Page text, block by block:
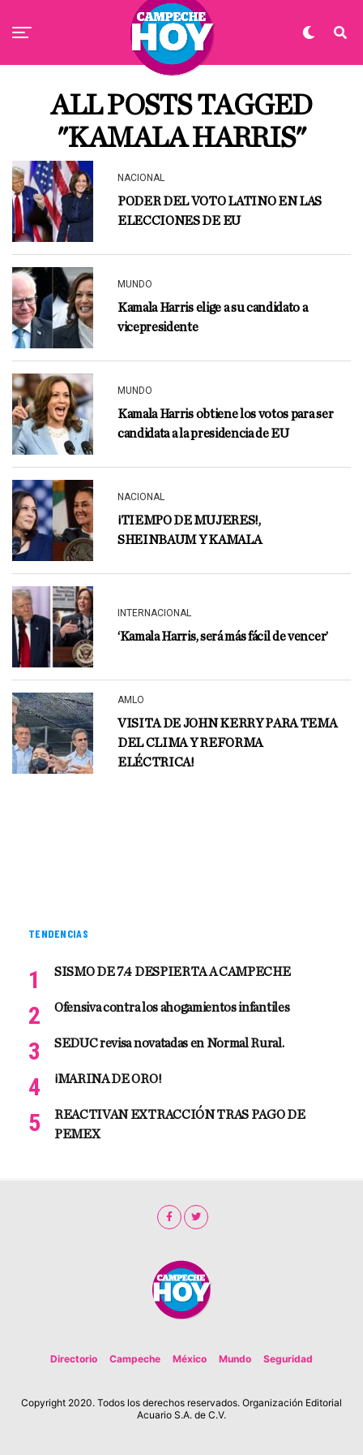
ALL POSTS TAGGED
"KAMALA HARRIS"
NACIONAL
PODER DEL VOTO LATINO EN LAS
ELECCIONES DE EU
MUNDO
Kamala Harris elige a su candidato a
vicepresidente
MUNDO
Kamala Harris obtiene los votos para ser
candidata a la presidencia de EU
NACIONAL
¡TIEMPO DE MUJERES!,
SHEINBAUM Y KAMALA
INTERNACIONAL
‘Kamala Harris, será más fácil de vencer’
AMLO
VISITA DE JOHN KERRY PARA TEMA
DEL CLIMA Y REFORMA
ELÉCTRICA!
TENDENCIAS
SISMO DE 7.4 DESPIERTA A CAMPECHE
Ofensiva contra los ahogamientos infantiles
SEDUC revisa novatadas en Normal Rural.
¡MARINA DE ORO!
REACTIVAN EXTRACCIÓN TRAS PAGO DE
PEMEX
Directorio Campeche México Mundo Seguridad
Copyright 2020. Todos los derechos reservados. Organización Editorial
Acuario S.A. de C.V.